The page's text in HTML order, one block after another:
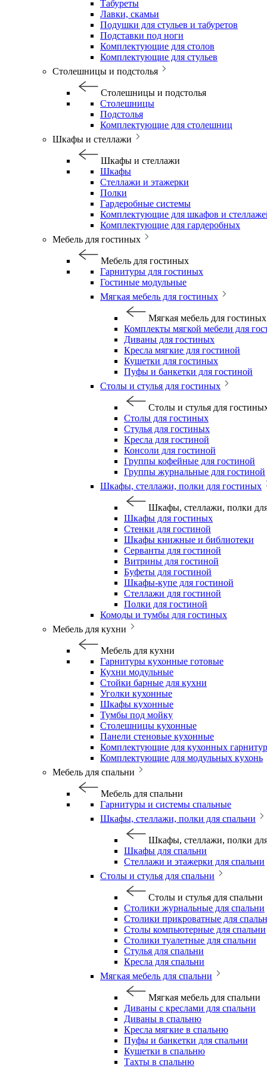
Табуреты
Лавки, скамьи
Подушки для стульев и табуретов
Подставки под ноги
Комплектующие для столов
Комплектующие для стульев
Столешницы и подстолья
Столешницы и подстолья
Столешницы
Подстолья
Комплектующие для столешниц
Шкафы и стеллажи
Шкафы и стеллажи
Шкафы
Стеллажи и этажерки
Полки
Гардеробные системы
Комплектующие для шкафов и
Комплектующие для гардеробных
Мебель для гостиных
Мебель для гостиных
Гарнитуры для гостиных
Гостиные модульные
Мягкая мебель для гостиных
Мягкая мебель для гостиных
Комплекты мягкой мебели для
Диваны для гостиных
Кресла мягкие для гостиной
Кушетки для гостиных
Пуфы и банкетки для гостиной
Столы и стулья для гостиных
Столы и стулья для
Столы для гостиных
Стулья для гостиных
Кресла для гостиной
Консоли для гостиной
Группы кофейные для гостиной
Группы журнальные для гостиной
Шкафы, стеллажи, полки для гостиных
Шкафы, стеллажи, полки
Шкафы для гостиных
Стенки для гостиной
Шкафы книжные и библиотеки
Серванты для гостиной
Витрины для гостиной
Буфеты для гостиной
Шкафы-купе для гостиной
Стеллажи для гостиной
Полки для гостиной
Комоды и тумбы для гостиных
Мебель для кухни
Мебель для кухни
Гарнитуры кухонные готовые
Кухни модульные
Стойки барные для кухни
Уголки кухонные
Шкафы кухонные
Тумбы под мойку
Столешницы кухонные
Панели стеновые кухонные
Комплектующие для кухонных
Комплектующие для модульных кухонь
Мебель для спальни
Мебель для спальни
Гарнитуры и системы спальные
Шкафы, стеллажи, полки для спальни
Шкафы, стеллажи, полки
Шкафы для спальни
Стеллажи и этажерки для спальни
Столы и стулья для спальни
Столы и стулья для спальни
Столики журнальные для спальни
Столики прикроватные для
Столы компьютерные для спальни
Столики туалетные для спальни
Стулья для спальни
Кресла для спальни
Мягкая мебель для спальни
Мягкая мебель для спальни
Диваны с креслами для спальни
Диваны в спальню
Кресла мягкие в спальню
Пуфы и банкетки для спальни
Кушетки в спальню
Тахты в спальню